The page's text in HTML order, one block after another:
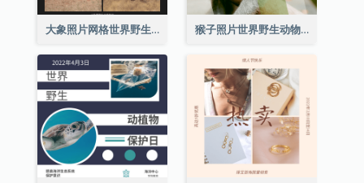
大象照片网格世界野生动物日Instagram帖子 猴子照片世界野生动物日Instagram帖子